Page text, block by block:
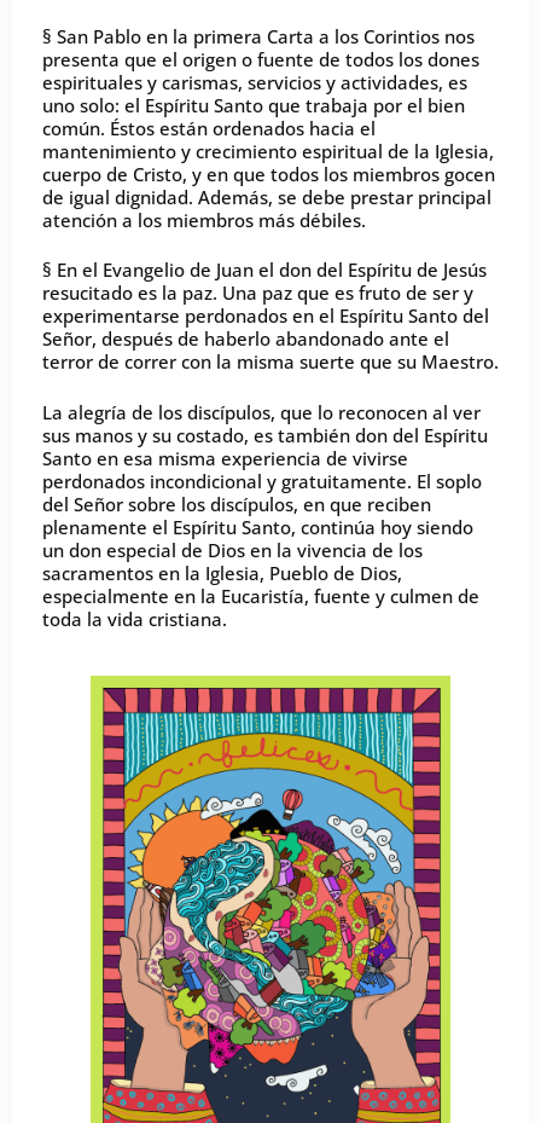
§ San Pablo en la primera Carta a los Corintios nos
presenta que el origen o fuente de todos los dones
espirituales y carismas, servicios y actividades, es
uno solo: el Espíritu Santo que trabaja por el bien
común. Éstos están ordenados hacia el
mantenimiento y crecimiento espiritual de la Iglesia,
cuerpo de Cristo, y en que todos los miembros gocen
de igual dignidad. Además, se debe prestar principal
atención a los miembros más débiles.
§ En el Evangelio de Juan el don del Espíritu de Jesús
resucitado es la paz. Una paz que es fruto de ser y
experimentarse perdonados en el Espíritu Santo del
Señor, después de haberlo abandonado ante el
terror de correr con la misma suerte que su Maestro.
La alegría de los discípulos, que lo reconocen al ver
sus manos y su costado, es también don del Espíritu
Santo en esa misma experiencia de vivirse
perdonados incondicional y gratuitamente. El soplo
del Señor sobre los discípulos, en que reciben
plenamente el Espíritu Santo, continúa hoy siendo
un don especial de Dios en la vivencia de los
sacramentos en la Iglesia, Pueblo de Dios,
especialmente en la Eucaristía, fuente y culmen de
toda la vida cristiana.